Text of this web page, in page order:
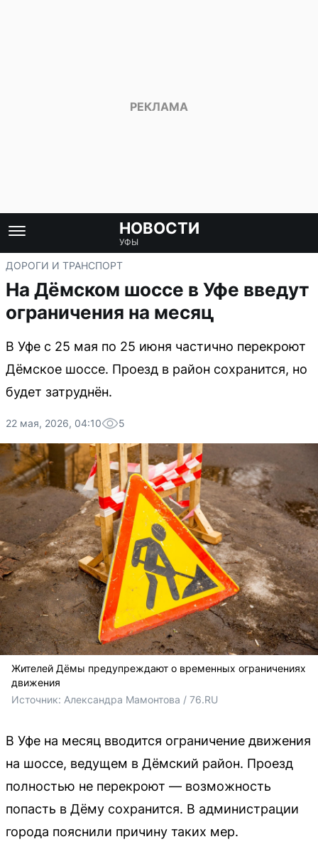
НОВОСТИ
УФЫ
ДОРОГИ И ТРАНСПОРТ
На Дёмском шоссе в Уфе введут
ограничения на месяц
В Уфе с 25 мая по 25 июня частично перекроют
Дёмское шоссе. Проезд в район сохранится, но
будет затруднён.
22 мая, 2026, 04:10 5
Жителей Дёмы предупреждают о временных ограничениях
движения
Источник: Александра Мамонтова / 76.RU
В Уфе на месяц вводится ограничение движения
на шоссе, ведущем в Дёмский район. Проезд
полностью не перекроют — возможность
попасть в Дёму сохранится. В администрации
города пояснили причину таких мер.